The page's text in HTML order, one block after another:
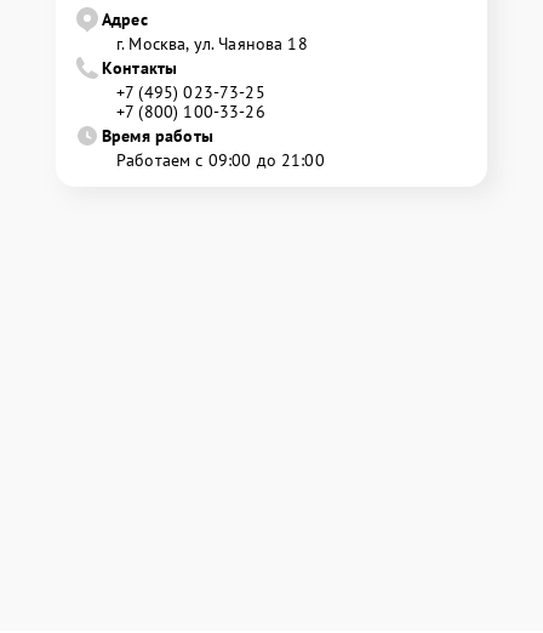
Адрес
г. Москва, ул. Чаянова 18
Контакты
+7 (495) 023-73-25
+7 (800) 100-33-26
Время работы
Работаем с 09:00 до 21:00